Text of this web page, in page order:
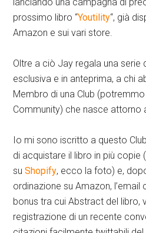
prossimo libro “Youtility“, già
Amazon e sui vari store.
Oltre a ciò Jay regala una serie
esclusiva e in anteprima, a chi
Membro di una Club
Community) che nasce attorno
Io mi sono iscritto a questo
di acquistare il libro in più
suShopify, ecco la foto) e,
ordinazione su Amazon,
bonus tra cui Abstract del libro,
registrazione di un recente